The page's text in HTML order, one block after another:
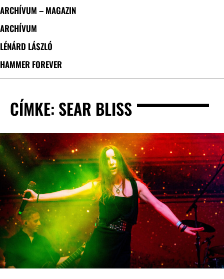
ARCHÍVUM – MAGAZIN
ARCHÍVUM
LÉNÁRD LÁSZLÓ
HAMMER FOREVER
CÍMKE: SEAR BLISS